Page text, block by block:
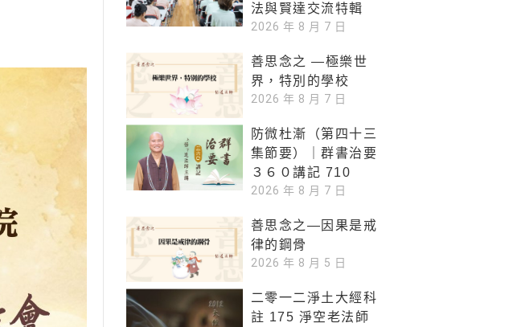
法與賢達交流特輯
2026 年 8 月 7 日
善思念之 —極樂世
界，特別的學校
2026 年 8 月 7 日
防微杜漸（第四十三
集節要）｜群書治要
３６０講記 710
2026 年 8 月 7 日
善思念之—因果是戒
律的鋼骨
2026 年 8 月 5 日
二零一二淨土大經科
註 175 淨空老法師